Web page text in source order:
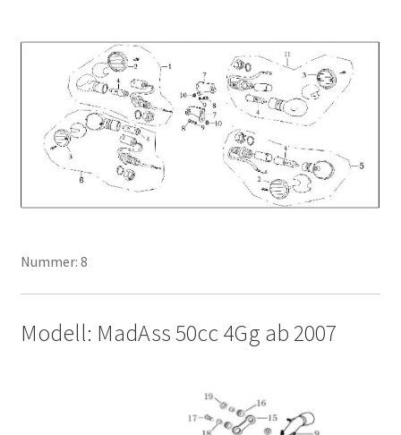
Nummer: 8
Modell: MadAss 50cc 4Gg ab 2007